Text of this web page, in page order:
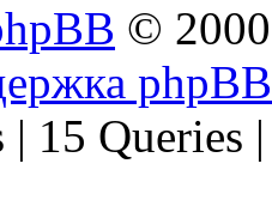
©
phpBB
| 15 Queries